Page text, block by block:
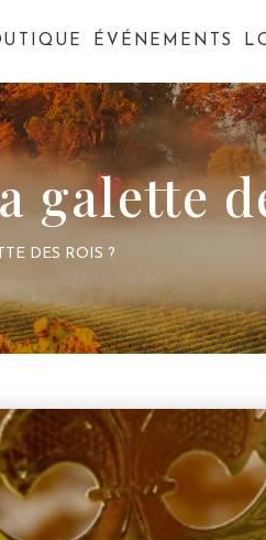
ÉVÉNEMENTS
galette
DES ROIS ?